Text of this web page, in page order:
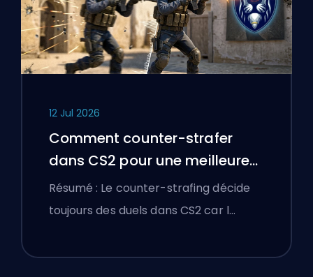
12 Jul 2026
Comment counter-strafer
dans CS2 pour une meilleure
précision
Résumé : Le counter-strafing décide
toujours des duels dans CS2 car l…